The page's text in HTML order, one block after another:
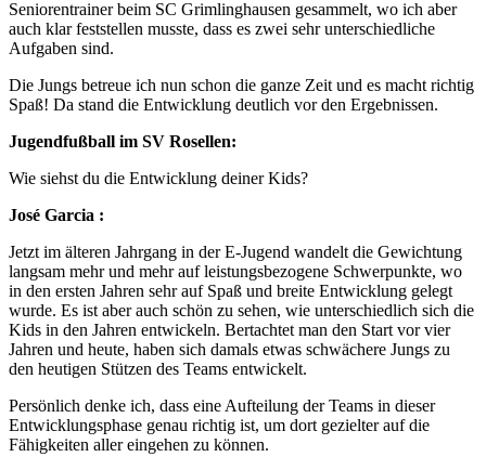
Seniorentrainer beim SC Grimlinghausen gesammelt, wo ich aber
auch klar feststellen musste, dass es zwei sehr unterschiedliche
Aufgaben sind.
Die Jungs betreue ich nun schon die ganze Zeit und es macht richtig
Spaß! Da stand die Entwicklung deutlich vor den Ergebnissen.
Jugendfußball im SV Rosellen:
Wie siehst du die Entwicklung deiner Kids?
José Garcia :
Jetzt im älteren Jahrgang in der E-Jugend wandelt die Gewichtung
langsam mehr und mehr auf leistungsbezogene Schwerpunkte, wo
in den ersten Jahren sehr auf Spaß und breite Entwicklung gelegt
wurde. Es ist aber auch schön zu sehen, wie unterschiedlich sich die
Kids in den Jahren entwickeln. Bertachtet man den Start vor vier
Jahren und heute, haben sich damals etwas schwächere Jungs zu
den heutigen Stützen des Teams entwickelt.
Persönlich denke ich, dass eine Aufteilung der Teams in dieser
Entwicklungsphase genau richtig ist, um dort gezielter auf die
Fähigkeiten aller eingehen zu können.